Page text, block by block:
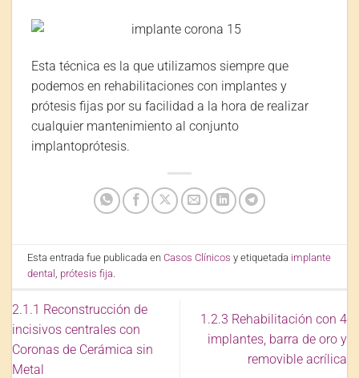
Esta técnica es la que utilizamos siempre que
podemos en rehabilitaciones con implantes y
prótesis fijas por su facilidad a la hora de realizar
cualquier mantenimiento al conjunto
implantoprótesis.
Esta entrada fue publicada enCasos Clínicos y etiquetada implante
dental
prótesis fija
2.1.1 Reconstrucción de
incisivos centrales con
Coronas de Cerámica sin
Metal
1.2.3 Rehabilitación con 4
implantes, barra de oro y
removible acrílica